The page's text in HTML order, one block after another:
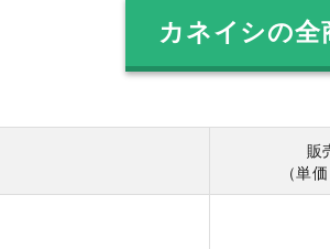
カネイシの全
販
（単